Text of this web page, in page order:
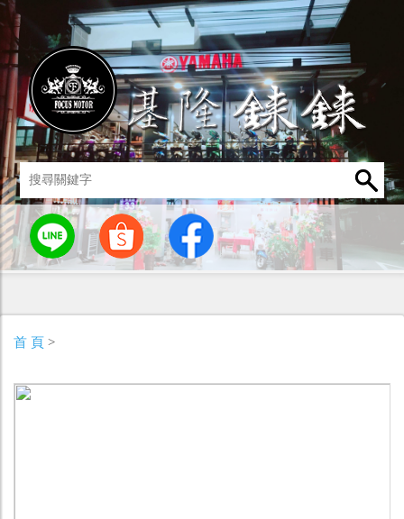
燈罩 / 燈泡 其他零組件 男性衣著 車身標誌 / 貼紙
首 頁 >